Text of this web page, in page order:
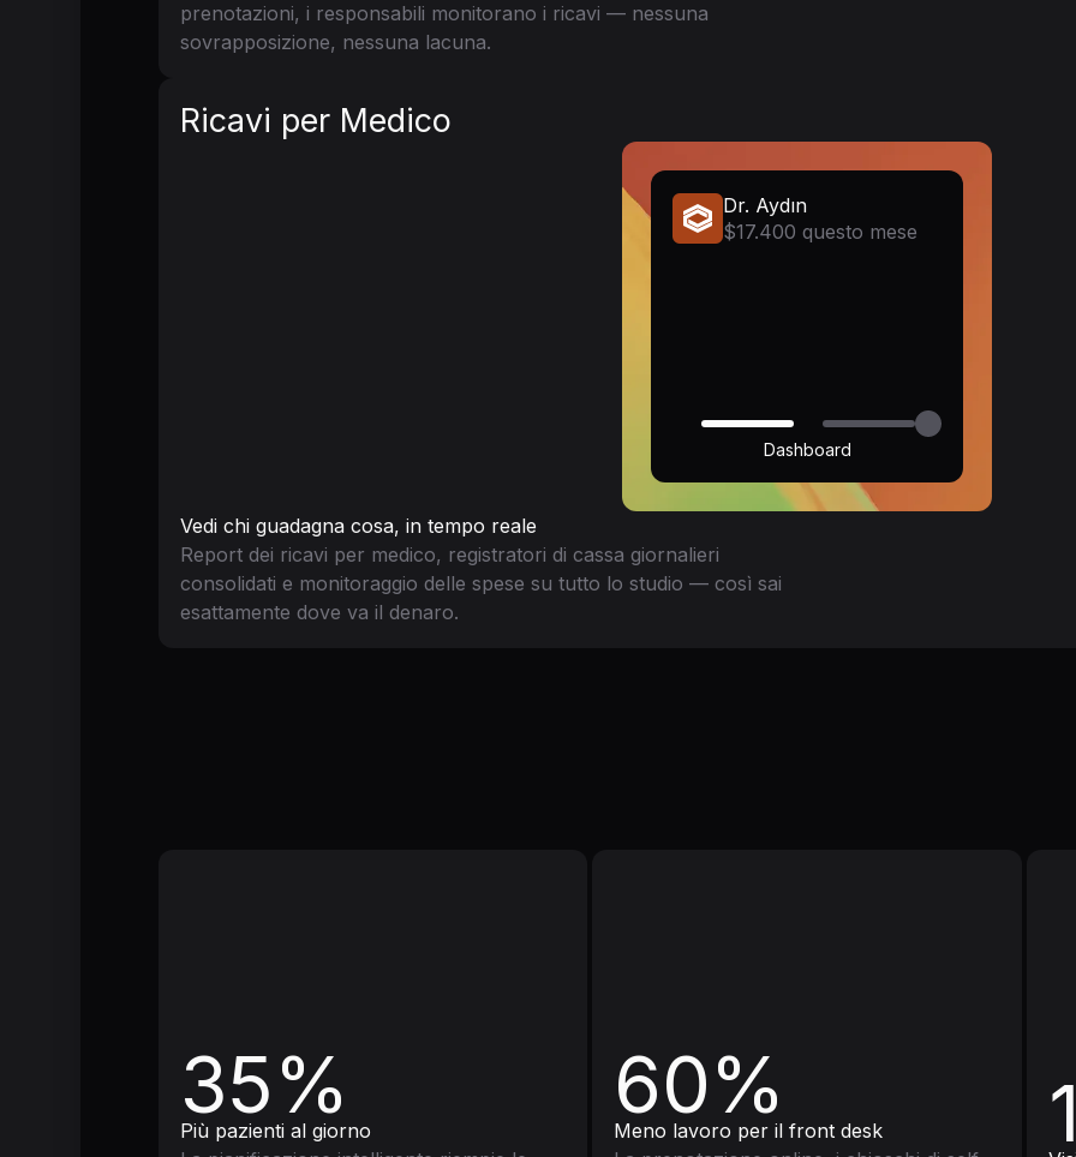
prenotazioni, i responsabili monitorano i ricavi — nessuna
sovrapposizione, nessuna lacuna.
Ricavi per Medico
Dr. Aydın
$17.400 questo mese
Dashboard
Vedi chi guadagna cosa, in tempo reale
Report dei ricavi per medico, registratori di cassa giornalieri
consolidati e monitoraggio delle spese su tutto lo studio — così sai
esattamente dove va il denaro.
35%
Più pazienti al giorno
60%
Meno lavoro per il front desk